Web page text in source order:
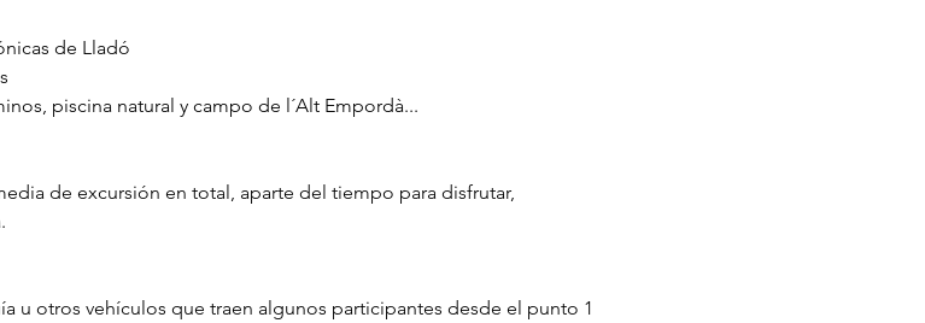
de Lladó
piscina natural y campo de l´Alt Empordà...
de excursión en total, aparte del tiempo para disfrutar,
u otros vehículos que traen algunos participantes desde el punto 1